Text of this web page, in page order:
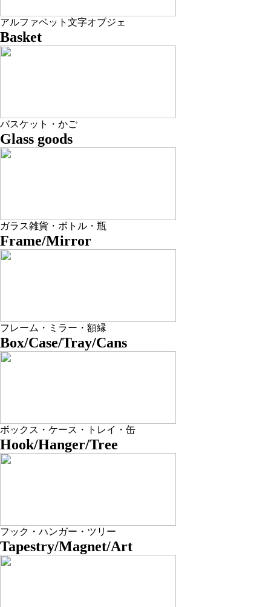
アルファベット文字オブジェ
Basket
バスケット・かご
Glass goods
ガラス雑貨・ボトル・瓶
Frame/Mirror
フレーム・ミラー・額縁
Box/Case/Tray/Cans
ボックス・ケース・トレイ・缶
Hook/Hanger/Tree
フック・ハンガー・ツリー
Tapestry/Magnet/Art